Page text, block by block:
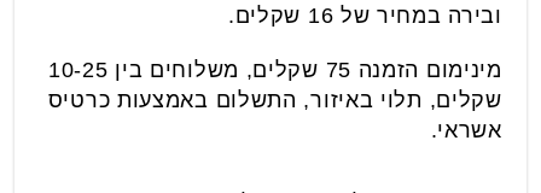
ובירה במחיר של 16 שקלים.
מינימום הזמנה 75 שקלים, משלוחים בין 10-25
שקלים, תלוי באיזור, התשלום באמצעות כרטיס
אשראי.